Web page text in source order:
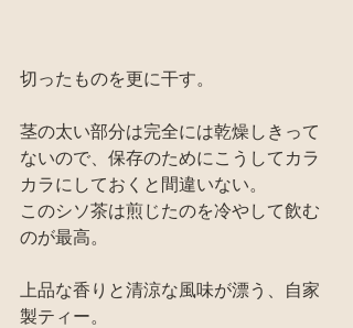
切ったものを更に干す。
茎の太い部分は完全には乾燥しきって
ないので、保存のためにこうしてカラ
カラにしておくと間違いない。
このシソ茶は煎じたのを冷やして飲む
のが最高。
上品な香りと清涼な風味が漂う、自家
製ティー。